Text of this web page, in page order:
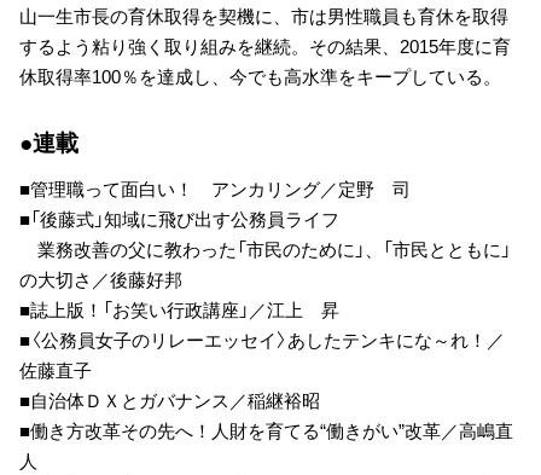
山一生市長の育休取得を契機に、市は男性職員も育休を取得
するよう粘り強く取り組みを継続。その結果、2015年度に育
休取得率100％を達成し、今でも高水準をキープしている。
●連載
■管理職って面白い！ アンカリング／定野 司
■「後藤式」知域に飛び出す公務員ライフ
業務改善の父に教わった「市民のために」、「市民とともに」
の大切さ／後藤好邦
■誌上版！「お笑い行政講座」／江上 昇
■〈公務員女子のリレーエッセイ〉あしたテンキにな～れ！／
佐藤直子
■自治体ＤＸとガバナンス／稲継裕昭
■働き方改革その先へ！人財を育てる“働きがい”改革／高嶋直
人